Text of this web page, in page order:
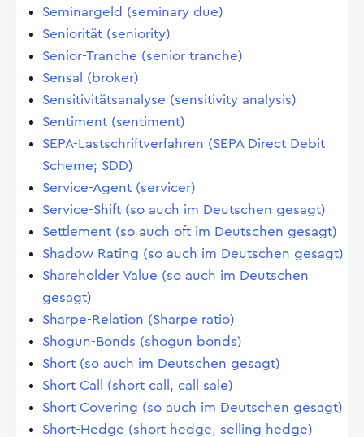
Seminargeld (seminary due)
Seniorität (seniority)
Senior-Tranche (senior tranche)
Sensal (broker)
Sensitivitätsanalyse (sensitivity analysis)
Sentiment (sentiment)
SEPA-Lastschriftverfahren (SEPA Direct Debit
Scheme; SDD)
Service-Agent (servicer)
Service-Shift (so auch im Deutschen gesagt)
Settlement (so auch oft im Deutschen gesagt)
Shadow Rating (so auch im Deutschen gesagt)
Shareholder Value (so auch im Deutschen
gesagt)
Sharpe-Relation (Sharpe ratio)
Shogun-Bonds (shogun bonds)
Short (so auch im Deutschen gesagt)
Short Call (short call, call sale)
Short Covering (so auch im Deutschen gesagt)
Short-Hedge (short hedge, selling hedge)